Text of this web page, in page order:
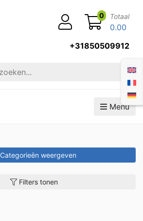
+31850509912
0 Totaal
0.00
Menu
Categorieën weergeven
Filters tonen